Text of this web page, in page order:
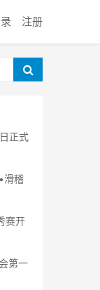
注册
正式
滑稽
赛开
第一